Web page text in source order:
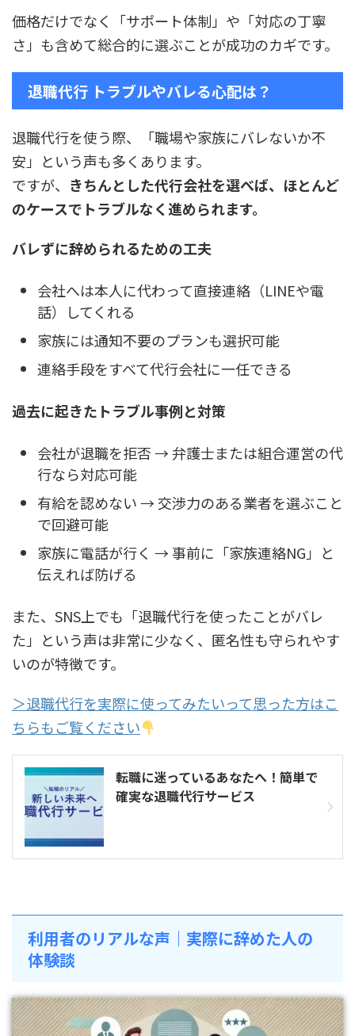
価格だけでなく「サポート体制」や「対応の丁寧
さ」も含めて総合的に選ぶことが成功のカギです。
退職代行 トラブルやバレる心配は？
退職代行を使う際、「職場や家族にバレないか不
安」という声も多くあります。
ですが、 きちんとした代行会社を選べば、ほとんど
のケースでトラブルなく進められます。
バレずに辞められるための工夫
会社へは本人に代わって直接連絡（LINEや電
話）してくれる
家族には通知不要のプランも選択可能
連絡手段をすべて代行会社に一任できる
過去に起きたトラブル事例と対策
会社が退職を拒否 → 弁護士または組合運営の代
行なら対応可能
有給を認めない → 交渉力のある業者を選ぶこと
で回避可能
家族に電話が行く → 事前に「家族連絡NG」と
伝えれば防げる
また、SNS上でも「退職代行を使ったことがバレ
た」という声は非常に少なく、匿名性も守られやす
いのが特徴です。
＞退職代行を実際に使ってみたいって思った方はこ
ちらもご覧ください
転職に迷っているあなたへ！簡単で
確実な退職代行サービス
利用者のリアルな声｜実際に辞めた人の
体験談